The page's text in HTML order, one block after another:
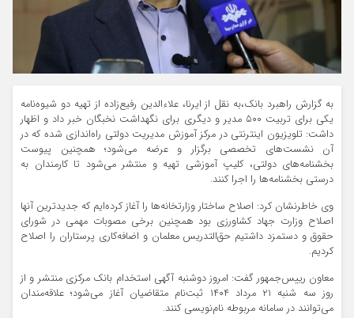
به گزارش راهبرد بانک،به نقل از ایرنا، علاءالدین رفیع‌زاده از تهیه دو شیوه‌نامه
یکی برای تربیت ۵۰۰ مدیر و دیگری برای نگهداشت نخبگان خبر داد و اظهار
داشت: تلویزیون اینترنتی در مرکز آموزش مدیریت دولتی راه‌اندازی شده که در
آن نشست‌های تخصصی برگزار و عرضه می‌شود؛ همچنین پیوست
بخشنامه‌های دولتی، کلیپ آموزشی تهیه و منتشر می‌شود تا کارمندان به
درستی بخشنامه‌ها را اجرا کنند.
وی خاطرنشان کرد: اصلاح ساختار وزارتخانه‌ها را آغاز کرده‌ایم که جدیدترین آنها
اصلاح وزارت جهاد کشاورزی بود همچنین برخی مصوبات مهمی در شورای
حقوق و دستمزد داشتیم حق‌التدریس معلمان و اضافه‌کاری پرستاران را اصلاح
کردیم.
معاون رییس‌جمهور گفت: امروز دوشنبه آگهی استخدام بانک مرکزی منتشر و از
روز سه شنبه ۲۱ مرداد ۱۴۰۴ ثبت‌نام متقاضیان آغاز می‌شود؛ علاقه‌مندان
می‌توانند در سامانه مربوطه نام‌نویسی کنند.